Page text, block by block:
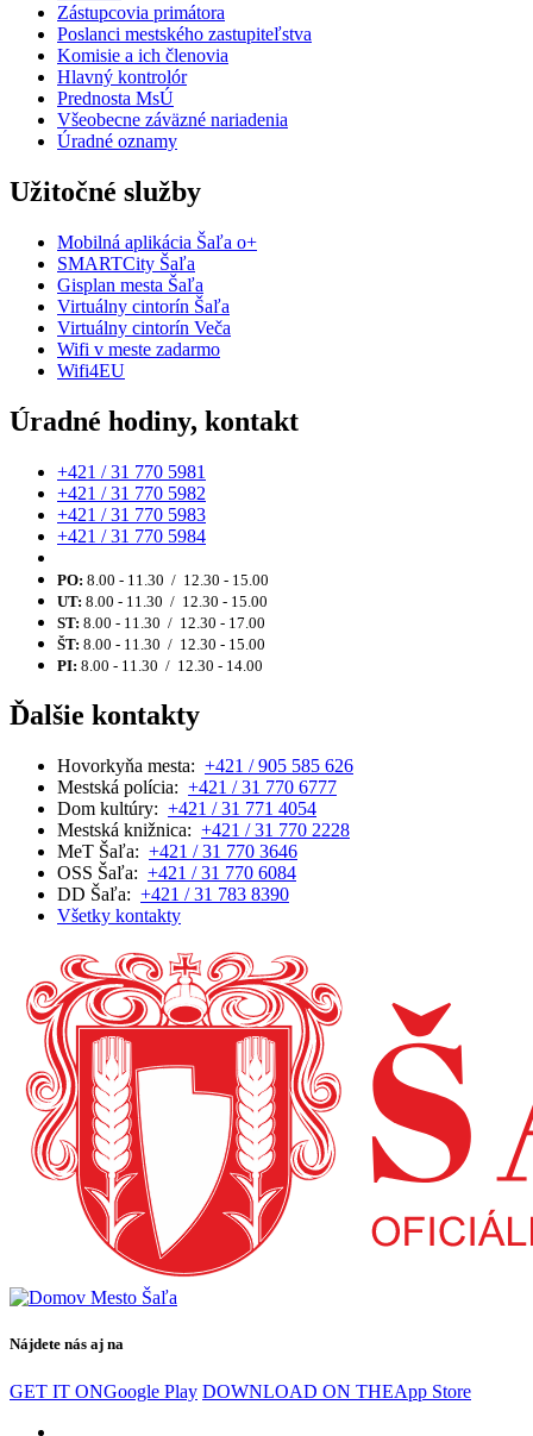
Zástupcovia primátora
Poslanci mestského zastupiteľstva
Komisie a ich členovia
Hlavný kontrolór
Prednosta MsÚ
Všeobecne záväzné nariadenia
Úradné oznamy
Užitočné služby
Mobilná aplikácia Šaľa o+
SMARTCity Šaľa
Gisplan mesta Šaľa
Virtuálny cintorín Šaľa
Virtuálny cintorín Veča
Wifi v meste zadarmo
Wifi4EU
Úradné hodiny, kontakt
+421 / 31 770 5981
+421 / 31 770 5982
+421 / 31 770 5983
+421 / 31 770 5984
PO: 8.00 - 11.30 / 12.30 - 15.00
UT: 8.00 - 11.30 / 12.30 - 15.00
ST: 8.00 - 11.30 / 12.30 - 17.00
ŠT: 8.00 - 11.30 / 12.30 - 15.00
PI: 8.00 - 11.30 / 12.30 - 14.00
Ďalšie kontakty
Hovorkyňa mesta: +421 / 905 585 626
Mestská polícia: +421 / 31 770 6777
Dom kultúry: +421 / 31 771 4054
Mestská knižnica: +421 / 31 770 2228
MeT Šaľa: +421 / 31 770 3646
OSS Šaľa: +421 / 31 770 6084
DD Šaľa: +421 / 31 783 8390
Všetky kontakty
Nájdete nás aj na
GET IT ONGoogle Play DOWNLOAD ON THEApp Store